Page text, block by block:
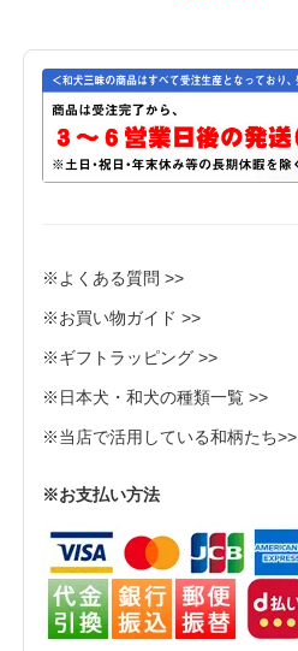
※よくある質問 >>
※お買い物ガイド >>
※ギフトラッピング >>
※日本犬・和犬の種類一覧 >>
※当店で活用している和柄たち>>
※お支払い方法